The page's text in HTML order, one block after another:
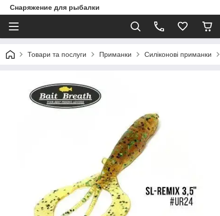
Снаряжение для рыбалки
Товари та послуги Приманки Силіконові приманки